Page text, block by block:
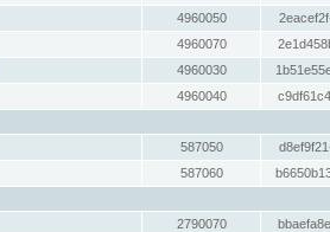
4960050
4960070
4960030
4960040
587050
587060
2790070